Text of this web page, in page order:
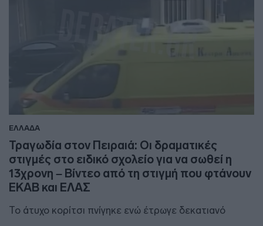
ΕΛΛΑΔΑ
Τραγωδία στον Πειραιά: Οι δραματικές
στιγμές στο ειδικό σχολείο για να σωθεί η
13χρονη – Βίντεο από τη στιγμή που φτάνουν
ΕΚΑΒ και ΕΛΑΣ
Το άτυχο κορίτσι πνίγηκε ενώ έτρωγε δεκατιανό